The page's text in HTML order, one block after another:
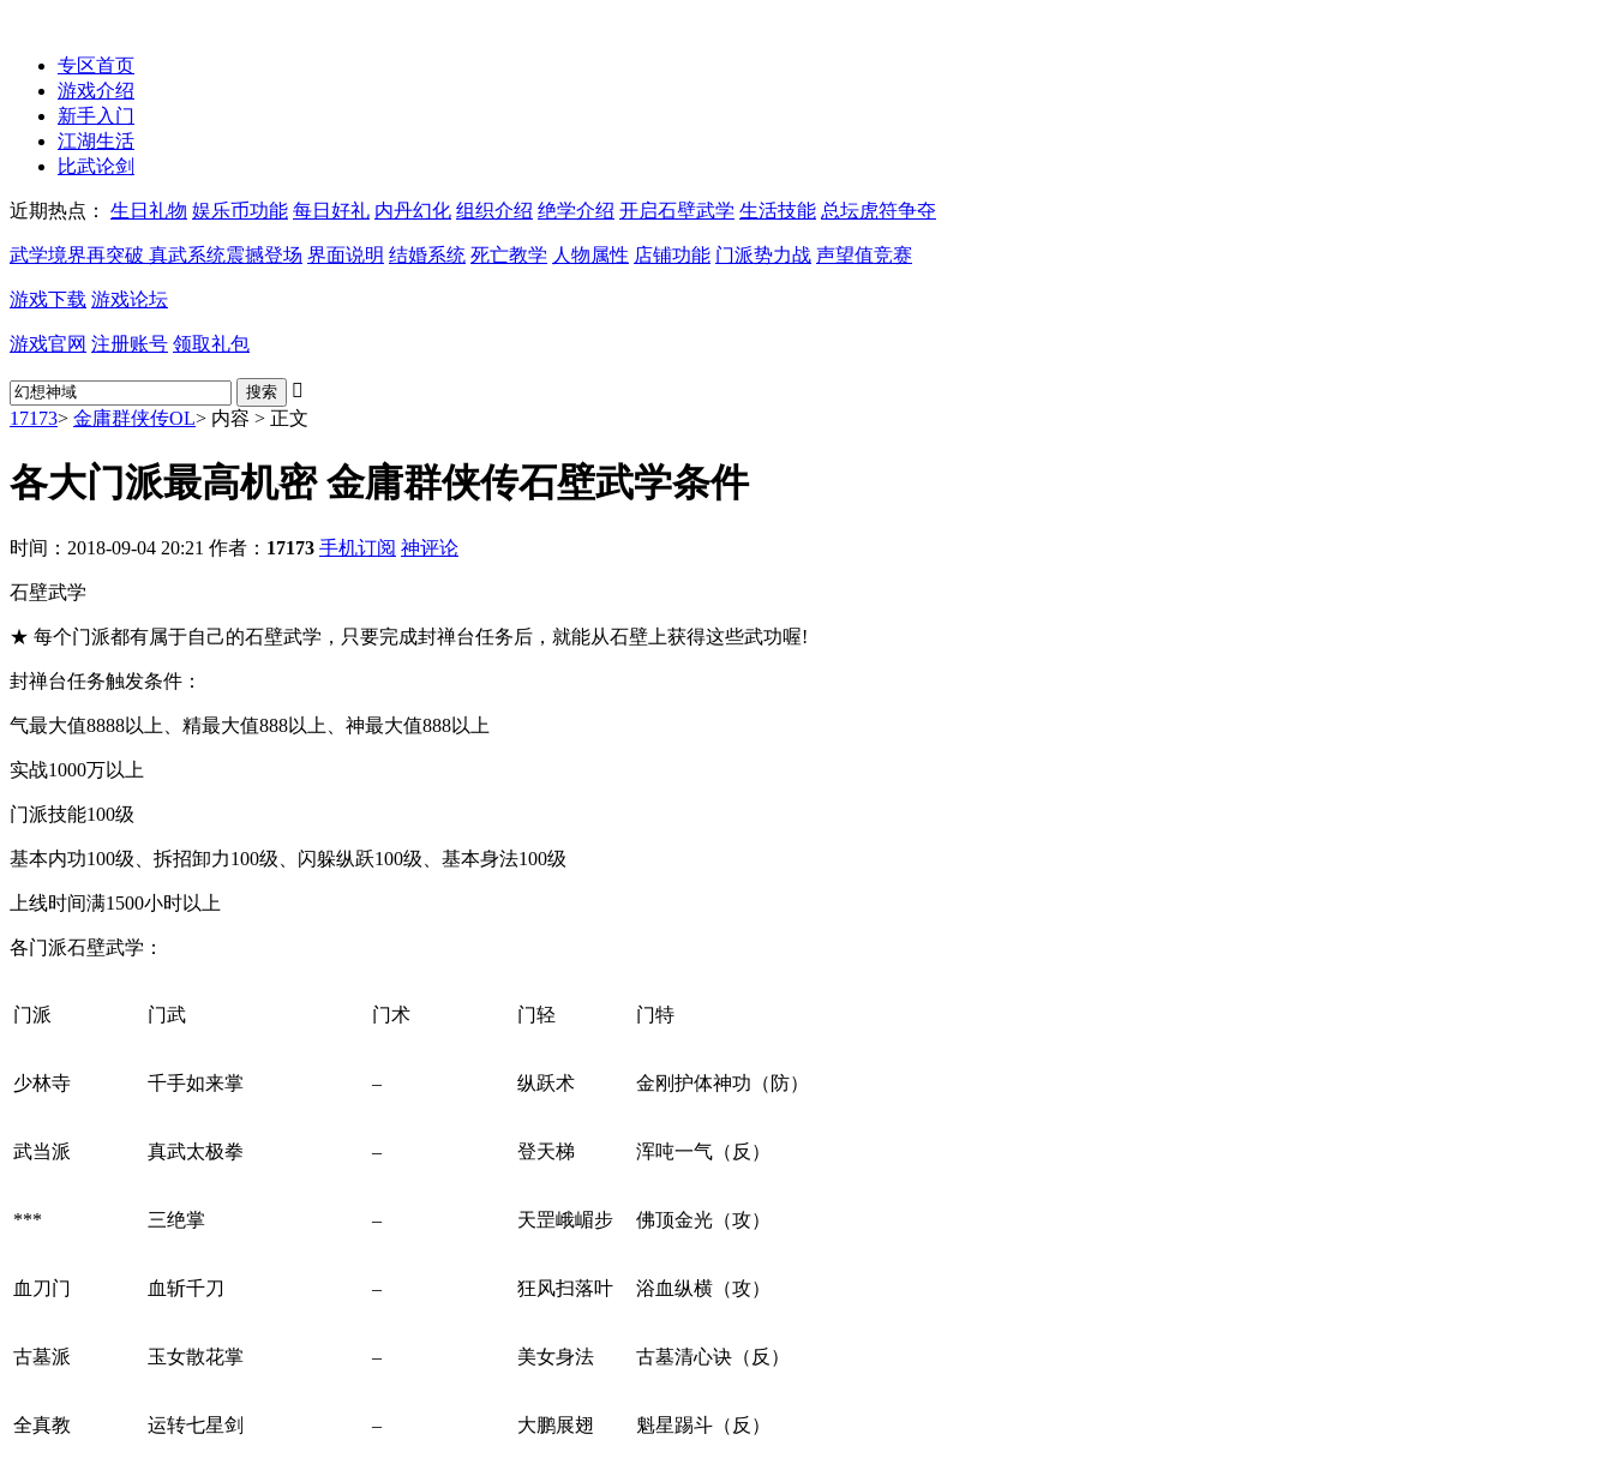
专区首页
游戏介绍
新手入门
江湖生活
比武论剑
近期热点： 生日礼物 娱乐币功能 每日好礼 内丹幻化 组织介绍 绝学介绍 开启石壁武学 生活技能 总坛虎符争夺
武学境界再突破 真武系统震撼登场 界面说明 结婚系统 死亡教学 人物属性 店铺功能 门派势力战 声望值竞赛
游戏下载 游戏论坛
游戏官网 注册账号 领取礼包

17173> 金庸群侠传OL> 内容 > 正文
各大门派最高机密 金庸群侠传石壁武学条件
时间：2018-09-04 20:21 作者： 17173 手机订阅 神评论
石壁武学
★ 每个门派都有属于自己的石壁武学，只要完成封禅台任务后，就能从石壁上获得这些武功喔!
封禅台任务触发条件：
气最大值8888以上、精最大值888以上、神最大值888以上
实战1000万以上
门派技能100级
基本内功100级、拆招卸力100级、闪躲纵跃100级、基本身法100级
上线时间满1500小时以上
各门派石壁武学：
门派 门武 门术 门轻 门特
少林寺 千手如来掌 – 纵跃术 金刚护体神功（防）
武当派 真武太极拳 – 登天梯 浑吨一气（反）
*** 三绝掌 – 天罡峨嵋步 佛顶金光（攻）
血刀门 血斩千刀 – 狂风扫落叶 浴血纵横（攻）
古墓派 玉女散花掌 – 美女身法 古墓清心诀（反）
全真教 运转七星剑 – 大鹏展翅 魁星踢斗（反）